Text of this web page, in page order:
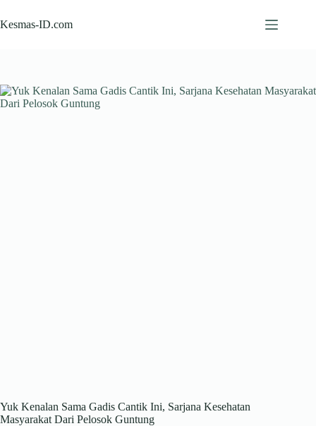
to
content
Kesmas-ID.com
Yuk Kenalan Sama Gadis Cantik Ini, Sarjana Kesehatan
Masyarakat Dari Pelosok Guntung